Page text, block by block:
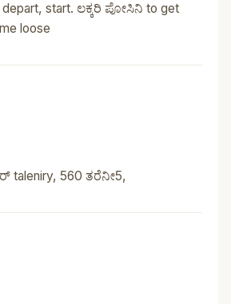
depart, start. ಲಕ್ಕರಿ ಪೋಸಿನಿ to get
loose
taleniry, 560 ತರೆನೀ5,